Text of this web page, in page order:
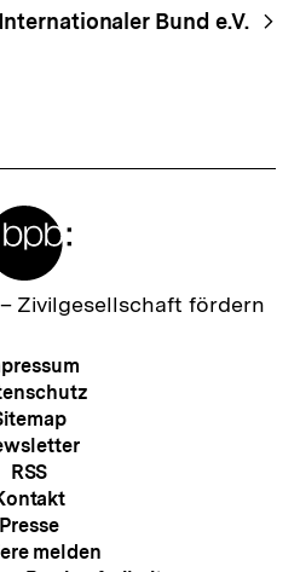
Internationaler Bund e.V.
Zivilgesellschaft fördern
Meta-
Navigation
RSS
Presse
melden